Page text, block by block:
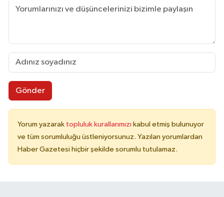
Gönder
Yorum yazarak topluluk kurallarımızı kabul etmiş bulunuyor
ve tüm sorumluluğu üstleniyorsunuz. Yazılan yorumlardan
Haber Gazetesi hiçbir şekilde sorumlu tutulamaz.